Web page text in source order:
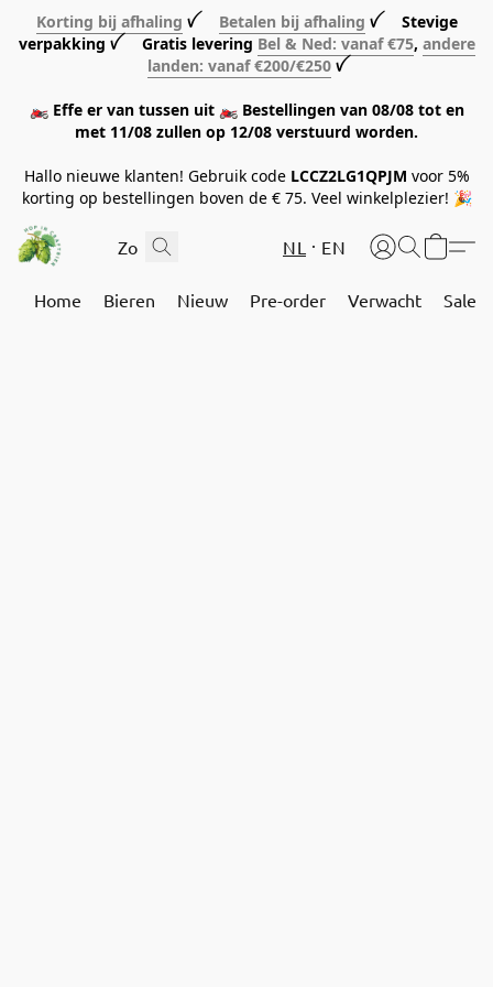
Korting bij afhaling ꪜ Betalen bij afhaling ꪜ Stevige
verpakking ꪜ Gratis levering Bel & Ned: vanaf €75, andere
landen: vanaf €200/€250 ꪜ
🏍️ Effe er van tussen uit 🏍️ Bestellingen van 08/08 tot en
met 11/08 zullen op 12/08 verstuurd worden.
Hallo nieuwe klanten! Gebruik code LCCZ2LG1QPJM voor 5%
korting op bestellingen boven de € 75. Veel winkelplezier! 🎉
NL EN
Home Bieren Nieuw Pre-order Verwacht Sale